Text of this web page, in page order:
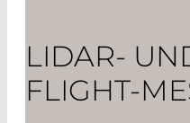
LIDAR-
FLIGHT-